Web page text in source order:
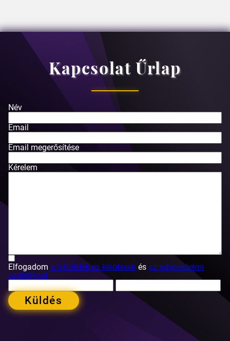
Kapcsolat Űrlap
Név
Email
Email megerősítése
Kérelem
Elfogadom a feltételek és kikötések és az adatvédelmi
szabályzat
Küldés